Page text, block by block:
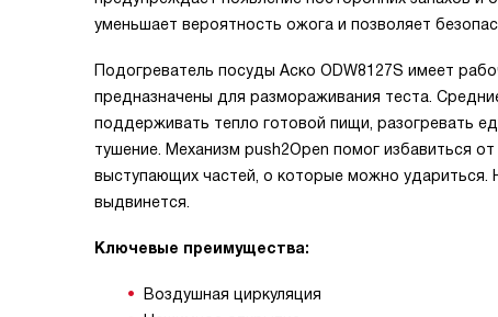
уменьшает вероятность ожога и позволяет
Подогреватель посуды Аско ODW8127S имеет
предназначены для размораживания теста.
поддерживать тепло готовой пищи, разогревать
тушение. Механизм push2Open помог избавиться
выступающих частей, о которые можно
выдвинется.
Ключевые преимущества:
Воздушная циркуляция